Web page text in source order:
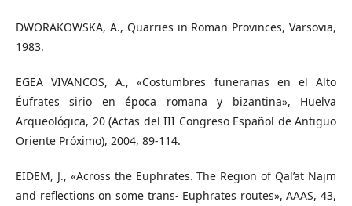
DWORAKOWSKA, A., Quarries in Roman Provinces, Varsovia,
1983.
EGEA VIVANCOS, A., «Costumbres funerarias en el Alto
Éufrates sirio en época romana y bizantina», Huelva
Arqueológica, 20 (Actas del III Congreso Español de Antiguo
Oriente Próximo), 2004, 89-114.
EIDEM, J., «Across the Euphrates. The Region of Qal’at Najm
and reﬂections on some trans- Euphrates routes», AAAS, 43,